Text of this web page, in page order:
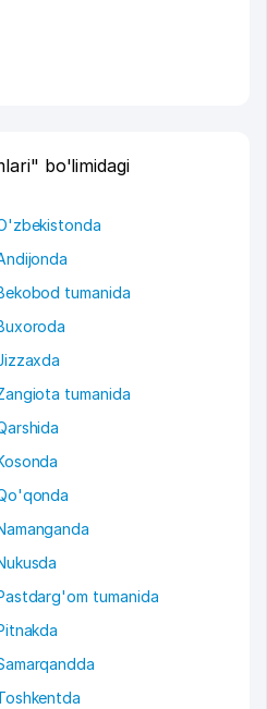
bo'limidagi
tumanida
tumanida
tumanida